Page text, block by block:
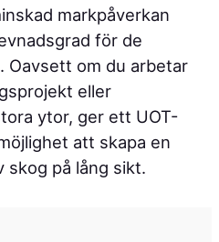
markpåverkan
för de
Oavsett om du arbetar
eller
ytor, ger ett UOT-
att skapa en
skog på lång sikt.